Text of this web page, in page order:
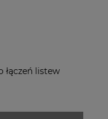
łączeń listew